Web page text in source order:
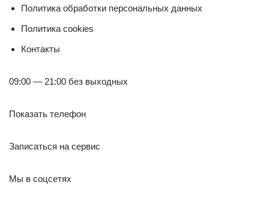
Политика обработки персональных данных
Политика cookies
Контакты
09:00 — 21:00 без выходных
Показать телефон
Записаться на сервис
Мы в соцсетях